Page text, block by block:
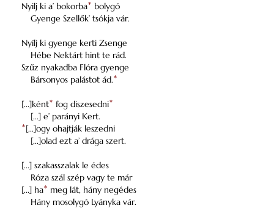
Nyilj ki a’ bokorba* bolygó
Gyenge Szellők’ tsókja vár.
Nyílj ki gyenge kerti Zsenge
Hébe Nektárt hint te rád.
Szűz nyakadba Flóra gyenge
Bársonyos palástot ád.*
[...]ként* fog diszesedni*
[...] e’ parányi Kert.
*[...]ogy ohajtják leszedni
[...]olad ezt a’ drága szert.
[...] szakasszalak le édes
Róza szál szép vagy te már
[...] ha* meg lát, hány negédes
Hány mosolygó Lyányka vár.